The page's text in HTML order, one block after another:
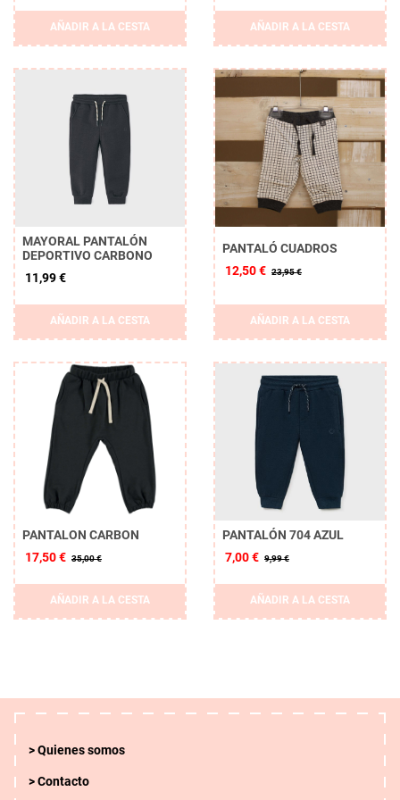
AÑADIR A LA CESTA AÑADIR A LA CESTA
MAYORAL PANTALÓN
DEPORTIVO CARBONO
11,99 €
AÑADIR A LA CESTA
PANTALÓ CUADROS
12,50 € 23,95 €
AÑADIR A LA CESTA
PANTALON CARBON
17,50 € 35,00 €
AÑADIR A LA CESTA
PANTALÓN 704 AZUL
7,00 € 9,99 €
AÑADIR A LA CESTA
Quienes somos
Contacto